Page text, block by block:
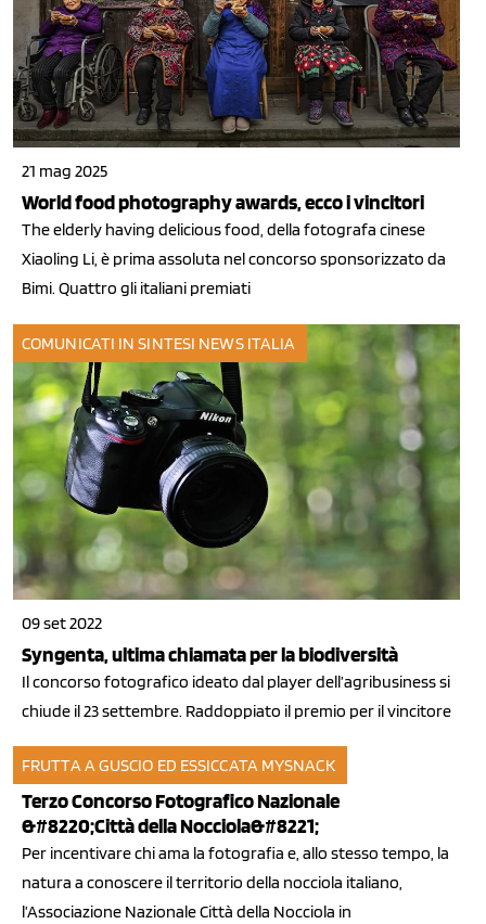
21 mag 2025
World food photography awards, ecco i vincitori
The elderly having delicious food, della fotografa cinese
Xiaoling Li, è prima assoluta nel concorso sponsorizzato da
Bimi. Quattro gli italiani premiati
COMUNICATI IN SINTESI NEWS ITALIA
09 set 2022
Syngenta, ultima chiamata per la biodiversità
Il concorso fotografico ideato dal player dell’agribusiness si
chiude il 23 settembre. Raddoppiato il premio per il vincitore
FRUTTA A GUSCIO ED ESSICCATA MYSNACK
18 giu 2010
Terzo Concorso Fotografico Nazionale
&#8220;Città della Nocciola&#8221;
Per incentivare chi ama la fotografia e, allo stesso tempo, la
natura a conoscere il territorio della nocciola italiano,
l’Associazione Nazionale Città della Nocciola in